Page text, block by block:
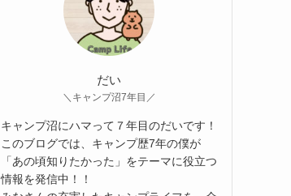
だい
＼キャンプ沼7年目／
キャンプ沼にハマって７年目のだいです！
このブログでは、キャンプ歴7年の僕が
「あの頃知りたかった」をテーマに役立つ
情報を発信中！！